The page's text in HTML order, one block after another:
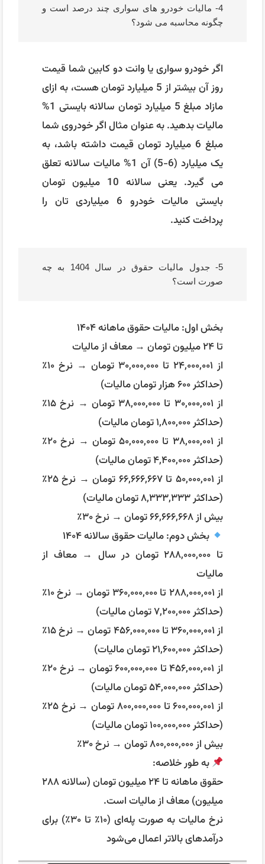
4- مالیات خودرو های سواری چند درصد است و
چگونه محاسبه می شود؟
اگر خودرو سواری یا وانت دو کابین شما قیمت
روز آن بیشتر از 5 میلیارد تومان هست، به ازای
مازاد مبلغ 5 میلیارد تومان سالانه بایستی 1%
مالیات بدهید. به عنوان مثال اگر خودروی شما
مبلغ 6 میلیارد تومان قیمت داشته باشد، به
یک میلیارد (6-5) آن 1% مالیات سالانه تعلق
می گیرد. یعنی سالانه 10 میلیون تومان
بایستی مالیات خودرو 6 میلیاردی تان را
پرداخت کنید.
5- جدول مالیات حقوق در سال 1404 به چه
صورت است؟
بخش اول: مالیات حقوق ماهانه ۱۴۰۴
تا ۲۴ میلیون تومان → معاف از مالیات
از ۲۴,۰۰۰,۰۰۱ تا ۳۰,۰۰۰,۰۰۰ تومان → نرخ ۱۰٪
(حداکثر ۶۰۰ هزار تومان مالیات)
از ۳۰,۰۰۰,۰۰۱ تا ۳۸,۰۰۰,۰۰۰ تومان → نرخ ۱۵٪
(حداکثر ۱,۸۰۰,۰۰۰ تومان مالیات)
از ۳۸,۰۰۰,۰۰۱ تا ۵۰,۰۰۰,۰۰۰ تومان → نرخ ۲۰٪
(حداکثر ۴,۴۰۰,۰۰۰ تومان مالیات)
از ۵۰,۰۰۰,۰۰۱ تا ۶۶,۶۶۶,۶۶۷ تومان → نرخ ۲۵٪
(حداکثر ۸,۳۳۳,۳۳۳ تومان مالیات)
بیش از ۶۶,۶۶۶,۶۶۸ تومان → نرخ ۳۰٪
بخش دوم: مالیات حقوق سالانه ۱۴۰۴
تا ۲۸۸,۰۰۰,۰۰۰ تومان در سال → معاف از
مالیات
از ۲۸۸,۰۰۰,۰۰۱ تا ۳۶۰,۰۰۰,۰۰۰ تومان → نرخ ۱۰٪
(حداکثر ۷,۲۰۰,۰۰۰ تومان مالیات)
از ۳۶۰,۰۰۰,۰۰۱ تا ۴۵۶,۰۰۰,۰۰۰ تومان → نرخ ۱۵٪
(حداکثر ۲۱,۶۰۰,۰۰۰ تومان مالیات)
از ۴۵۶,۰۰۰,۰۰۱ تا ۶۰۰,۰۰۰,۰۰۰ تومان → نرخ ۲۰٪
(حداکثر ۵۴,۰۰۰,۰۰۰ تومان مالیات)
از ۶۰۰,۰۰۰,۰۰۱ تا ۸۰۰,۰۰۰,۰۰۰ تومان → نرخ ۲۵٪
(حداکثر ۱۰۰,۰۰۰,۰۰۰ تومان مالیات)
بیش از ۸۰۰,۰۰۰,۰۰۰ تومان → نرخ ۳۰٪
به طور خلاصه:
حقوق ماهانه تا ۲۴ میلیون تومان (سالانه ۲۸۸
میلیون) معاف از مالیات است.
نرخ مالیات به صورت پله‌ای (۱۰٪ تا ۳۰٪) برای
درآمدهای بالاتر اعمال می‌شود